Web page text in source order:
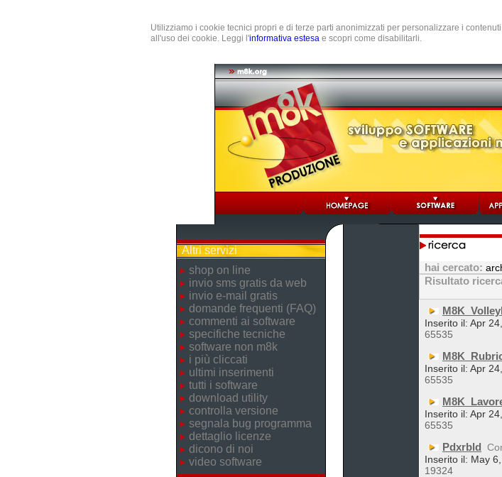
Utilizziamo i cookie tecnici propri e di terze parti anonimizzati per personalizzare i
all'uso dei cookie. Leggi l'informativa estesa e scopri come disabilitarli.
Altri servizi
shop on line
invio sms gratis da web
invio e-mail gratis
domande frequenti (FAQ)
commenti ai software
specifiche tecniche
software non m8k
i più cliccati
ultimi inserimenti
tutti i software
download utility
controlla versione
segnala bug programma
dettaglio licenze
dicono di noi
video software
hai cercato:
Risultato
Inserito il: Apr
65535
Inserito il: Apr
65535
Inserito il: Apr
65535
Pdxrbld
Inserito il: May
19324